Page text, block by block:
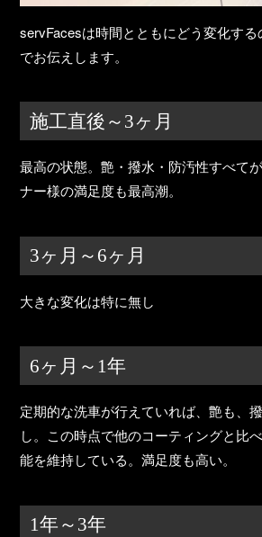
servFacesは時間とともにどう変化す
でお伝えします。
施工直後～3ヶ月
最高の状態。艶・撥水・防汚性すべて
ナー様の満足度も最高潮。
3ヶ月～6ヶ月
大きな変化は特に無し
6ヶ月～1年
定期的な洗車が行えていれば、艶も、
し。 この時点で他のコーティングと比
能を維持している。満足度も高い。
1年～3年